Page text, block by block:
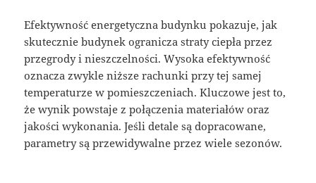
Efektywność energetyczna budynku pokazuje, jak
skutecznie budynek ogranicza straty ciepła przez
przegrody i nieszczelności. Wysoka efektywność
oznacza zwykle niższe rachunki przy tej samej
temperaturze w pomieszczeniach. Kluczowe jest to,
że wynik powstaje z połączenia materiałów oraz
jakości wykonania. Jeśli detale są dopracowane,
parametry są przewidywalne przez wiele sezonów.